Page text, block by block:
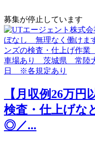
募集が停止しています
【月収例26万
検査・仕上げな
◎／...